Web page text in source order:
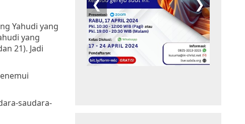
Yahudi yang
yang
21). Jadi
saudara-